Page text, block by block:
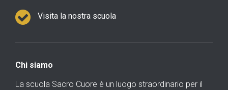
Visita la nostra scuola
Chi siamo
La scuola Sacro Cuore è un luogo straordinario per il